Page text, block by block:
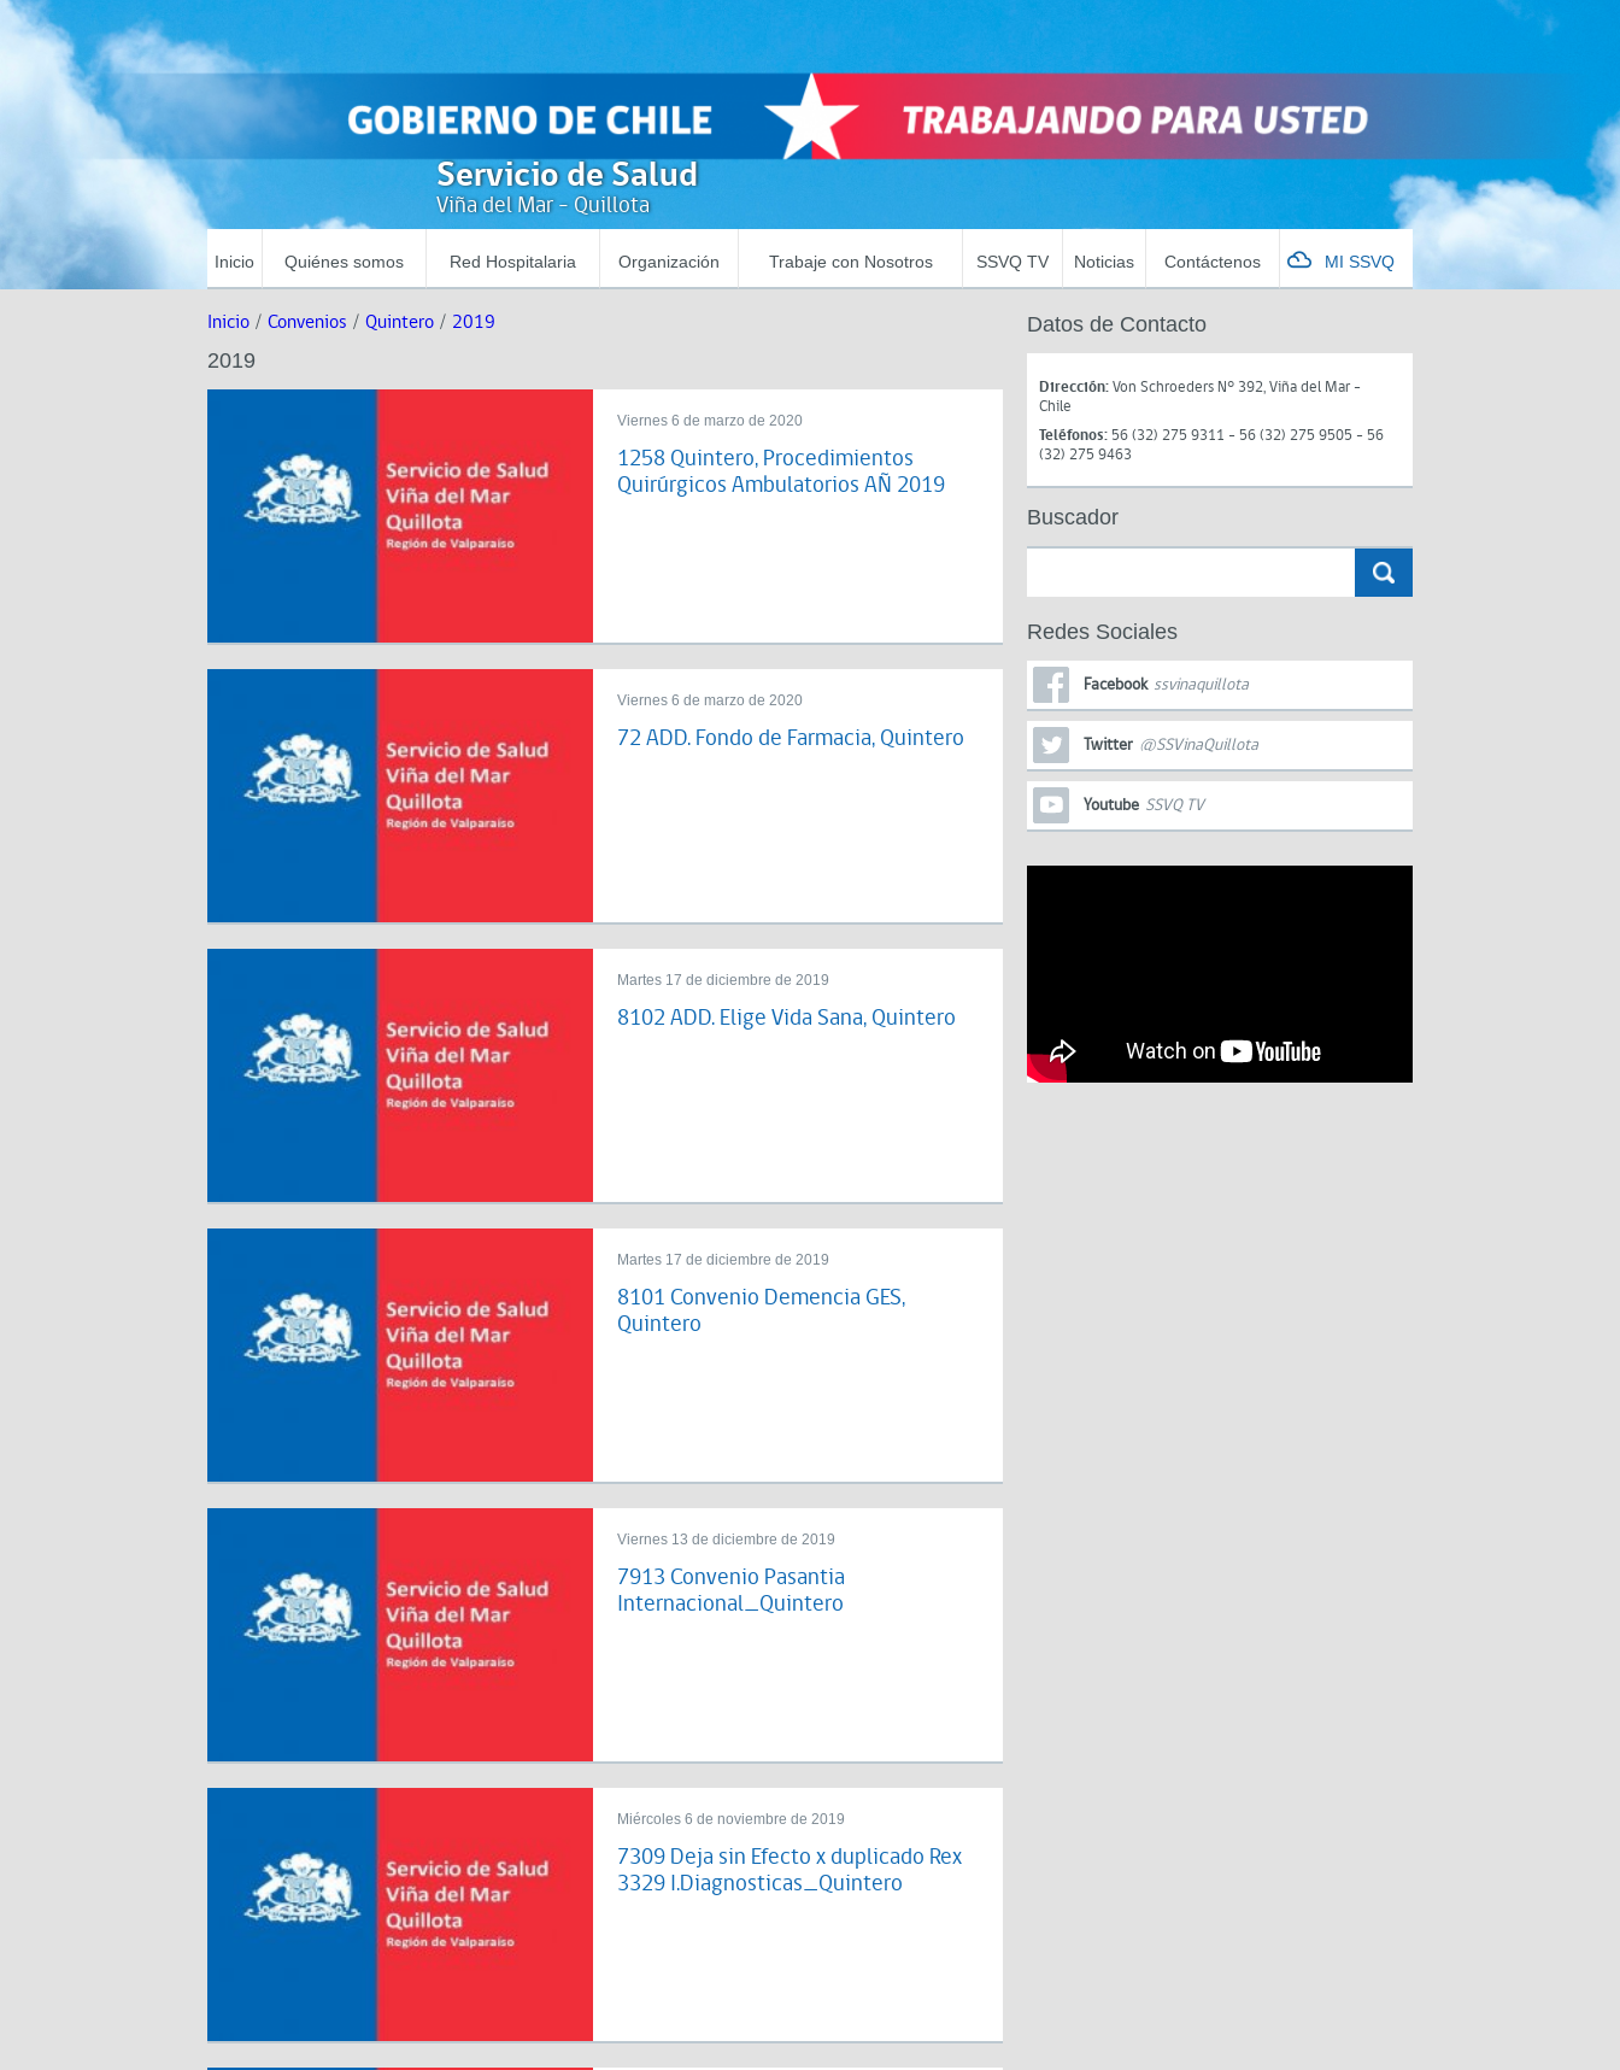
Servicio de Salud
Viña del Mar - Quillota
Inicio Quiénes somos Red Hospitalaria Organización Trabaje con Nosotros SSVQ TV Noticias Contáctenos MI SSVQ
Inicio / Convenios / Quintero / 2019
2019
Viernes 6 de marzo de 2020
1258 Quintero, Procedimientos
Quirúrgicos Ambulatorios AÑ 2019
Viernes 6 de marzo de 2020
72 ADD. Fondo de Farmacia, Quintero
Martes 17 de diciembre de 2019
8102 ADD. Elige Vida Sana, Quintero
Martes 17 de diciembre de 2019
8101 Convenio Demencia GES,
Quintero
Viernes 13 de diciembre de 2019
7913 Convenio Pasantia
Internacional_Quintero
Miércoles 6 de noviembre de 2019
7309 Deja sin Efecto x duplicado Rex
3329 I.Diagnosticas_Quintero
Datos de Contacto
Dirección:Von Schroeders N° 392, Viña del Mar -
Chile
Teléfonos: 56 (32) 275 9311 - 56 (32) 275 9505 - 56
(32) 275 9463
Buscador
Redes Sociales
Facebook ssvinaquillota
Twitter @SSVinaQuillota
Youtube SSVQ TV